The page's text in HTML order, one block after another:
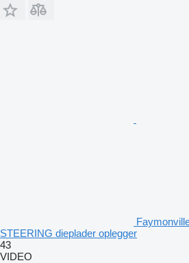
STEERING dieplader oplegger
43
VIDEO